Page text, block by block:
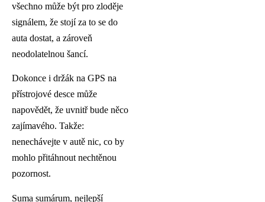
všechno může být pro zloděje
signálem, že stojí za to se do
auta dostat, a zároveň
neodolatelnou šancí.
Dokonce i držák na GPS na
přístrojové desce může
napovědět, že uvnitř bude něco
zajímavého. Takže:
nenechávejte v autě nic, co by
mohlo přitáhnout nechtěnou
pozornost.
Suma sumárum, nejlepší